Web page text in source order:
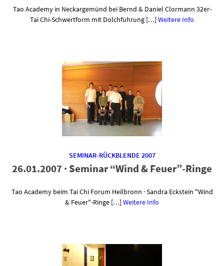
Tao Academy in Neckargemünd bei Bernd & Daniel Clormann 32er-
Tai Chi-Schwertform mit Dolchführung […] Weitere Info
SEMINAR-RÜCKBLENDE 2007
26.01.2007 · Seminar “Wind & Feuer”-Ringe
Tao Academy beim Tai Chi Forum Heilbronn · Sandra Eckstein "Wind
& Feuer"-Ringe […] Weitere Info